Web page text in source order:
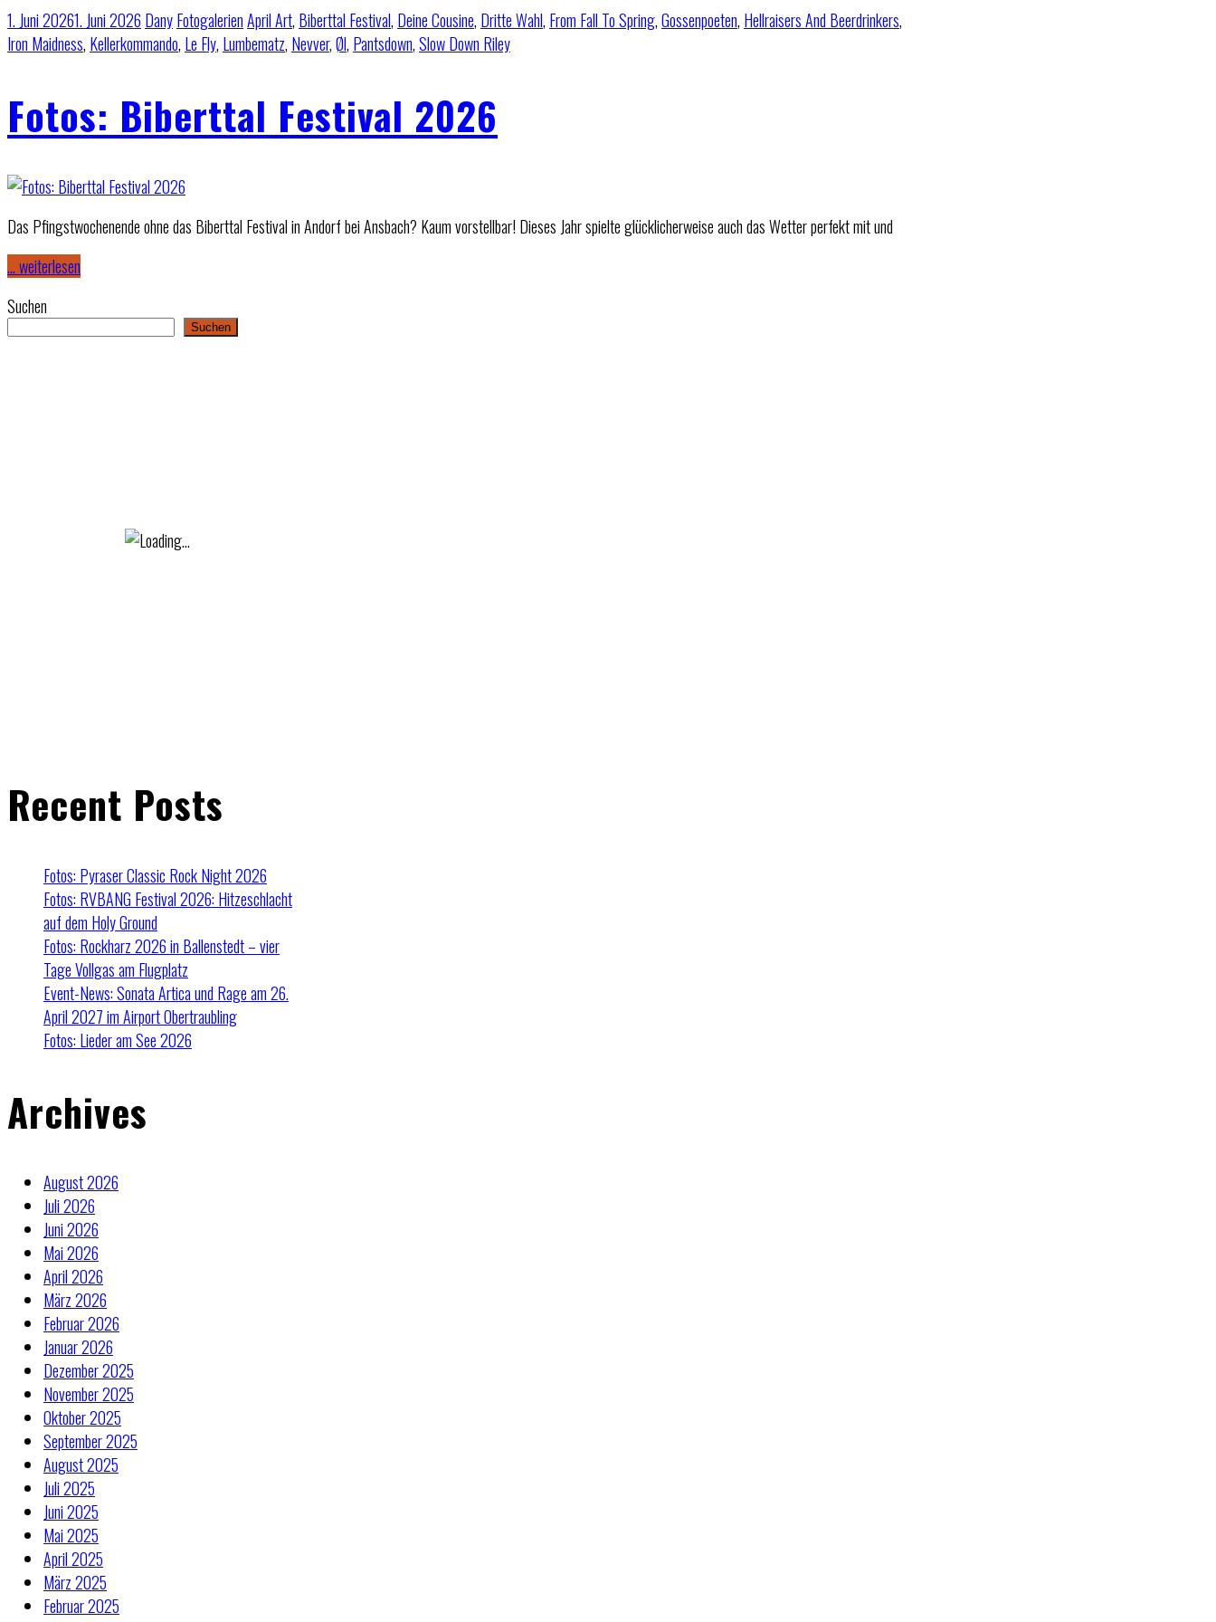
1. Juni 20261. Juni 2026 DanyFotogalerienApril Art, Biberttal Festival, Deine Cousine, Dritte Wahl, From Fall To Spring,Gossenpoeten, Hellraisers And Beerdrinkers,
Iron Maidness, Kellerkommando, Le Fly, Lumbematz, Nevver,Øl, Pantsdown,Slow Down Riley
Fotos: Biberttal Festival 2026
Das Pfingstwochenende ohne das Biberttal Festival in Andorf bei Ansbach? Kaum vorstellbar! Dieses Jahr spielte glücklicherweise auch das Wetter perfekt mit und
… weiterlesen
Suchen
Suchen
Recent Posts
Fotos: Pyraser Classic Rock Night 2026
Fotos: RVBANG Festival 2026: Hitzeschlacht
auf dem Holy Ground
Fotos: Rockharz 2026 in Ballenstedt – vier
Tage Vollgas am Flugplatz
Event-News: Sonata Artica und Rage am 26.
April 2027 im Airport Obertraubling
Fotos: Lieder am See 2026
Archives
August 2026
Juli 2026
Juni 2026
Mai 2026
April 2026
März 2026
Februar 2026
Januar 2026
Dezember 2025
November 2025
Oktober 2025
September 2025
August 2025
Juli 2025
Juni 2025
Mai 2025
April 2025
März 2025
Februar 2025